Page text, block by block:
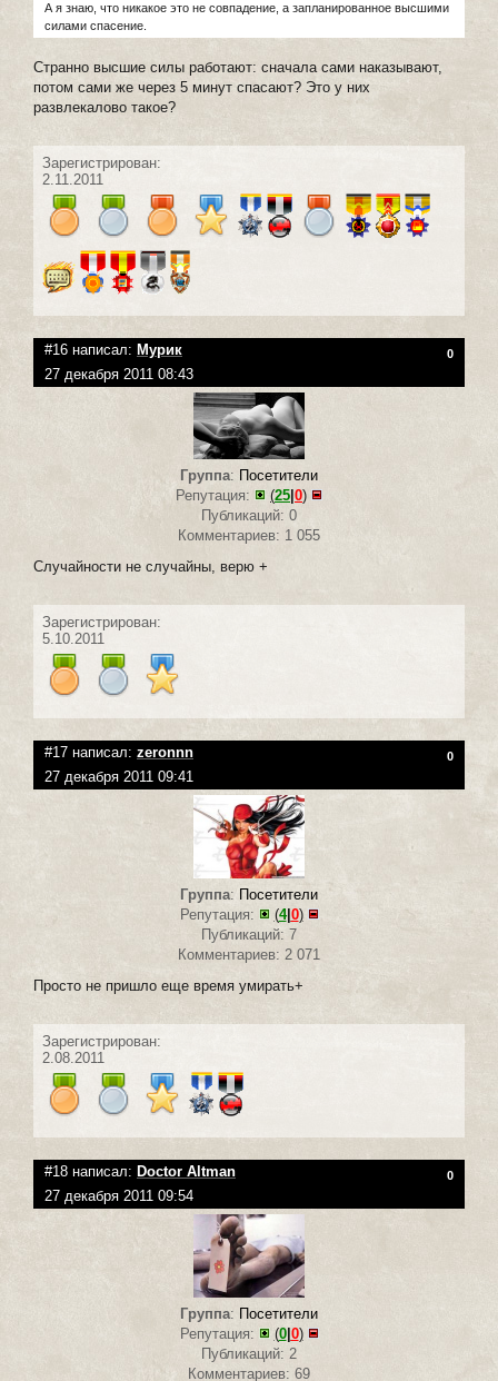
А я знаю, что никакое это не совпадение, а запланированное высшими
силами спасение.
Странно высшие силы работают: сначала сами наказывают,
потом сами же через 5 минут спасают? Это у них
развлекалово такое?
Зарегистрирован:
2.11.2011
#16 написал: Мурик 0
27 декабря 2011 08:43
Группа: Посетители
Репутация:
(25 0)
Публикаций: 0
Комментариев: 1 055
Случайности не случайны, верю +
Зарегистрирован:
5.10.2011
#17 написал: zeronnn 0
27 декабря 2011 09:41
Группа: Посетители
Репутация:
(4| 0)
Публикаций: 7
Комментариев: 2 071
Просто не пришло еще время умирать+
Зарегистрирован:
2.08.2011
#18 написал: Doctor Altman 0
27 декабря 2011 09:54
Группа: Посетители
Репутация:
(0| 0)
Публикаций: 2
Комментариев: 69